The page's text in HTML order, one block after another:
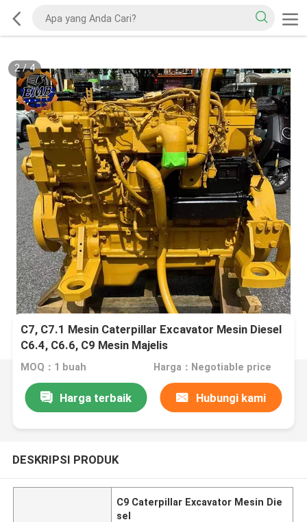
2/4
C7, C7.1 Mesin Caterpillar Excavator Mesin Diesel
C6.4, C6.6, C9 Mesin Majelis
MOQ：1 buah Harga：Negotiable price
Harga terbaik Hubungi kami
DESKRIPSI PRODUK
C9 Caterpillar Excavator Mesin Die
sel